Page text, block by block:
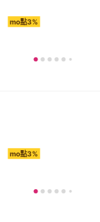
mo點3%
mo點3%